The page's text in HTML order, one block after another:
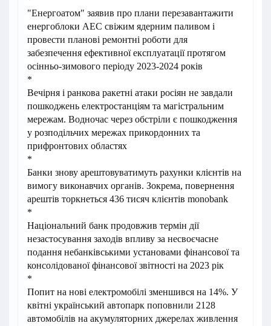
"Енергоатом" заявив про плани перезавантажити
енергоблоки АЕС свіжим ядерним паливом і
провести планові ремонтні роботи для
забезпечення ефективної експлуатації протягом
осінньо-зимового періоду 2023-2024 років
*
Вечірня і ранкова ракетні атаки росіян не завдали
пошкоджень електростанціям та магістральним
мережам. Водночас через обстріли є пошкодження
у розподільчих мережах прикордонних та
прифронтових областях
*
Банки знову арештовуватимуть рахунки клієнтів на
вимогу виконавчих органів. Зокрема, повернення
арештів торкнеться 436 тисяч клієнтів monobank
*
Національний банк продовжив термін дії
незастосування заходів впливу за несвоєчасне
подання небанківськими установами фінансової та
консолідованої фінансової звітності на 2023 рік
*
Попит на нові електромобілі зменшився на 14%. У
квітні український автопарк поповнили 2128
автомобілів на акумуляторних джерелах живлення